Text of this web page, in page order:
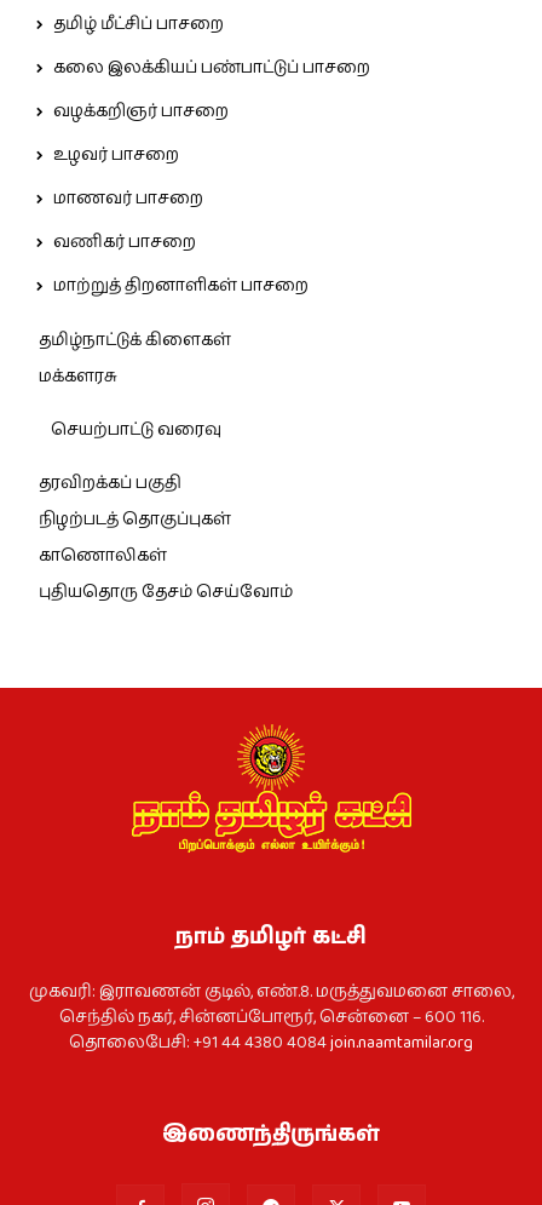
தமிழ் மீட்சிப் பாசறை
கலை இலக்கியப் பண்பாட்டுப் பாசறை
வழக்கறிஞர் பாசறை
உழவர் பாசறை
மாணவர் பாசறை
வணிகர் பாசறை
மாற்றுத் திறனாளிகள் பாசறை
தமிழ்நாட்டுக் கிளைகள்
மக்களரசு
செயற்பாட்டு வரைவு
தரவிறக்கப் பகுதி
நிழற்படத் தொகுப்புகள்
காணொலிகள்
புதியதொரு தேசம் செய்வோம்
நாம் தமிழர் கட்சி
முகவரி: இராவணன் குடில், எண்.8. மருத்துவமனை சாலை,
செந்தில் நகர், சின்னப்போரூர், சென்னை – 600 116.
தொலைபேசி: +91 44 4380 4084join.naamtamilar.org
இணைந்திருங்கள்